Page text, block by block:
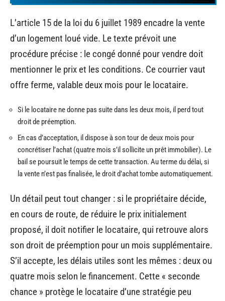
L’article 15 de la loi du 6 juillet 1989 encadre la vente
d’un logement loué vide. Le texte prévoit une
procédure précise : le congé donné pour vendre doit
mentionner le prix et les conditions. Ce courrier vaut
offre ferme, valable deux mois pour le locataire.
Si le locataire ne donne pas suite dans les deux mois, il perd tout
droit de préemption.
En cas d’acceptation, il dispose à son tour de deux mois pour
concrétiser l’achat (quatre mois s’il sollicite un prêt immobilier). Le
bail se poursuit le temps de cette transaction. Au terme du délai, si
la vente n’est pas finalisée, le droit d’achat tombe automatiquement.
Un détail peut tout changer : si le propriétaire décide,
en cours de route, de réduire le prix initialement
proposé, il doit notifier le locataire, qui retrouve alors
son droit de préemption pour un mois supplémentaire.
S’il accepte, les délais utiles sont les mêmes : deux ou
quatre mois selon le financement. Cette « seconde
chance » protège le locataire d’une stratégie peu